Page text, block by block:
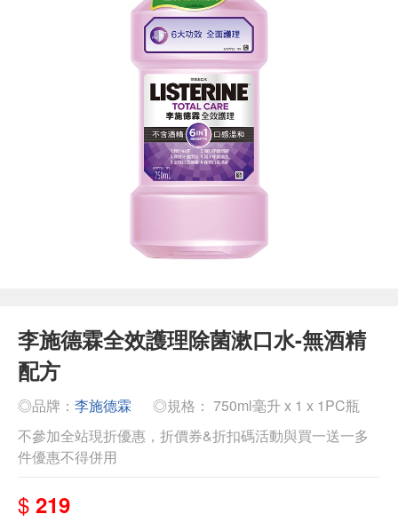
李施德霖全效護理除菌漱口水-無酒精
配方
◎品牌： 李施德霖
◎規格： 750ml毫升 x 1 x 1PC瓶
不參加全站現折優惠，折價券&折扣碼活動與買一送一多
件優惠不得併用
$ 219